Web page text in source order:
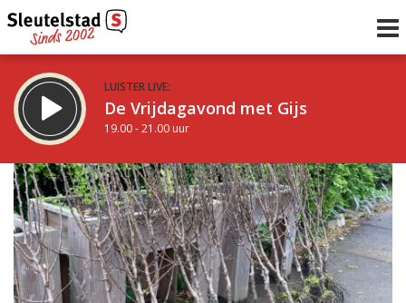
LUISTER LIVE:
De Vrijdagavond met Gijs
19.00 - 21.00 uur
STRAKS:
De avond van Sleutelstad
21.00 - 0.00 uur
Vorig uur
uur 1 van 0 Volgend uur
Inklappen